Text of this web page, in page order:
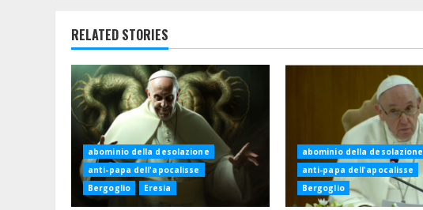
RELATED STORIES
abominio della desolazione
anti-papa dell'apocalisse
Bergoglio
Eresia
abominio della desolazione
anti-papa dell'apocalisse
Bergoglio